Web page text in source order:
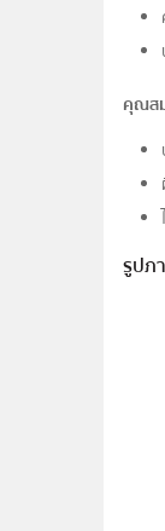
คุณส
รูปภ